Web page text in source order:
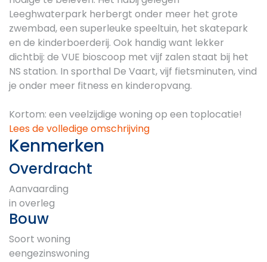
Leeghwaterpark herbergt onder meer het grote
zwembad, een superleuke speeltuin, het skatepark
en de kinderboerderij. Ook handig want lekker
dichtbij: de VUE bioscoop met vijf zalen staat bij het
NS station. In sporthal De Vaart, vijf fietsminuten, vind
je onder meer fitness en kinderopvang.
Kortom: een veelzijdige woning op een toplocatie!
Lees de volledige omschrijving
Kenmerken
Overdracht
Aanvaarding
in overleg
Bouw
Soort woning
eengezinswoning